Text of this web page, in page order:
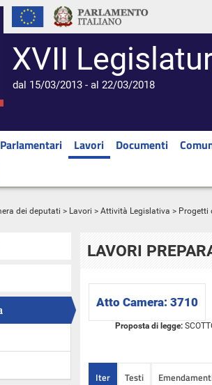
XVII
dal 15/03/2013 - al 22/03/2018
Lavori Documenti
dei deputati > Lavori > Attività Legislativa > Progetti
LAVORI
Atto Camera: 3710
Proposta di legge:
Iter Testi